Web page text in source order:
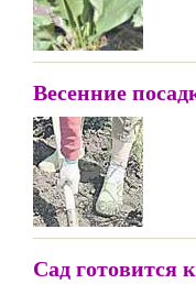
Весенние
Сад готовится